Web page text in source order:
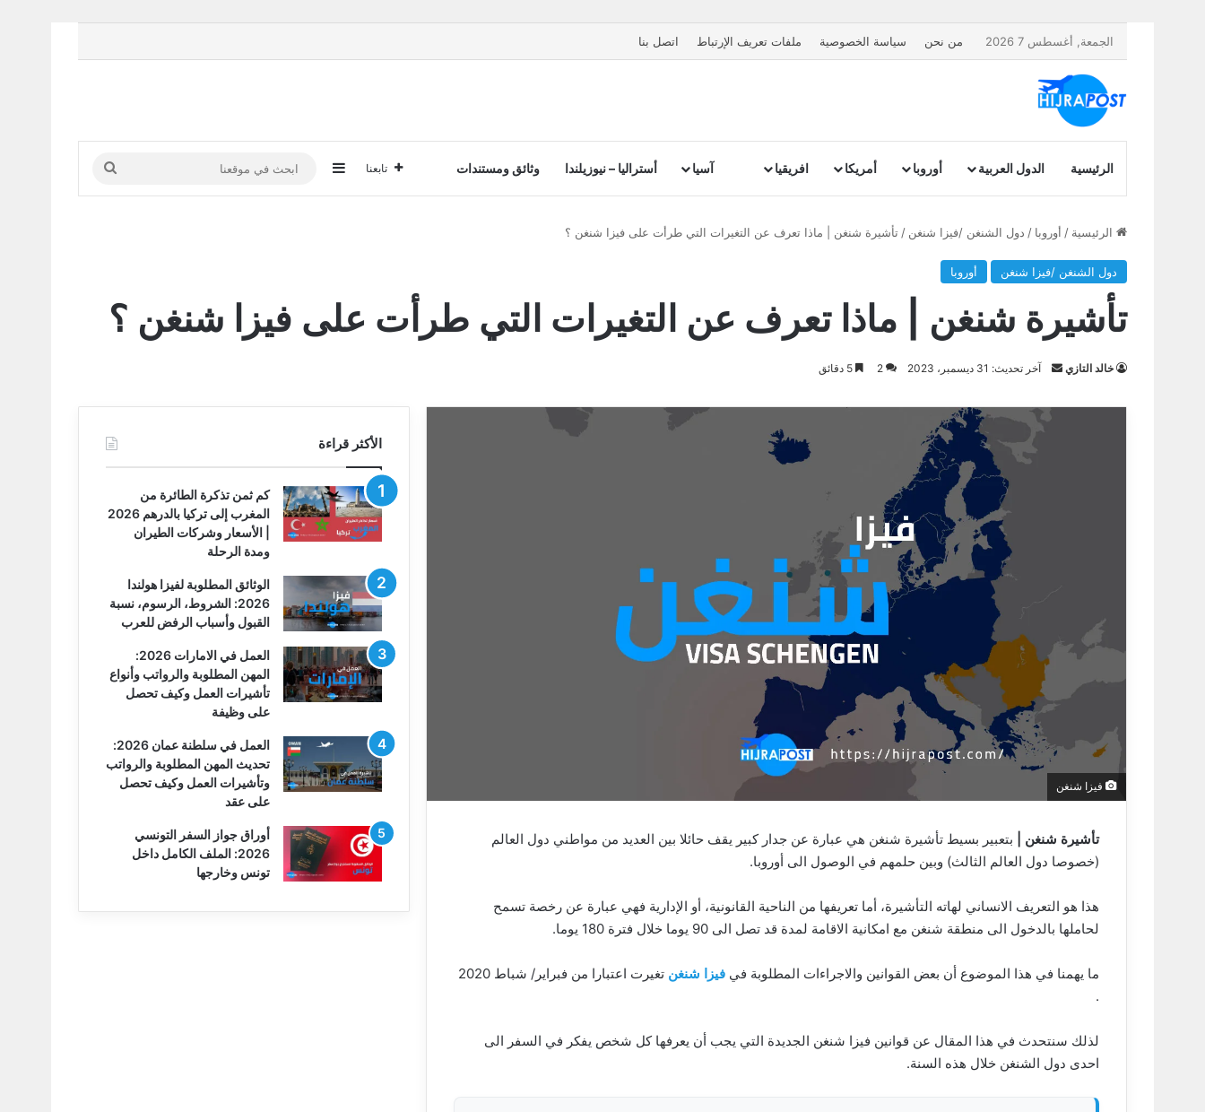
الجمعة, أغسطس 7 2026 من نحن سياسة الخصوصية ملفات تعريف الإرتباط اتصل بنا
الرئيسية الدول العربية أوروبا أمريكا افريقيا آسيا أستراليا – نيوزيلندا وثائق ومستندات تابعنا إضافة عمود جانبي
ابحث
في
الرئيسية / أوروبا / دول الشنغن /فيزا شنغن / تأشيرة شنغن | ماذا تعرف عن التغيرات التي طرأت على فيزا شنغن ؟
دول الشنغن /فيزا شنغن أوروبا
تأشيرة شنغن | ماذا تعرف عن التغيرات التي طرأت على فيزا شنغن ؟
خالد التازي
أرسل
إلكترونيا
آخر تحديث: 31 ديسمبر، 2023 2
فيزا شنغن
تأشيرة شنغن |
بتعبير بسيط تأشيرة شنغن هي عبارة عن جدار كبير يقف حائلا بين العديد من مواطني دول العالم
(خصوصا دول العالم الثالث) وبين حلمهم في الوصول الى أوروبا.
هذا هو التعريف الانساني لهاته التأشيرة، أما تعريفها من الناحية القانونية، أو الإدارية فهي عبارة عن رخصة تسمح
لحاملها بالدخول الى منطقة شنغن مع امكانية الاقامة لمدة قد تصل الى 90 يوما خلال فترة 180 يوما.
ما يهمنا في هذا الموضوع أن بعض القوانين والاجراءات المطلوبة في فيزا شنغن
تغيرت اعتبارا من فبراير/ شباط 2020
.
لذلك سنتحدث في هذا المقال عن قوانين فيزا شنغن الجديدة التي يجب أن يعرفها كل شخص يفكر في السفر الى
احدى دول الشنغن خلال هذه السنة.
الأكثر قراءة
كم ثمن تذكرة الطائرة من
المغرب إلى تركيا بالدرهم 2026
| الأسعار وشركات الطيران
ومدة الرحلة
الوثائق المطلوبة لفيزا هولندا
2026: الشروط، الرسوم، نسبة
القبول وأسباب الرفض للعرب
العمل في الامارات 2026:
المهن المطلوبة والرواتب وأنواع
تأشيرات العمل وكيف تحصل
على وظيفة
العمل في سلطنة عمان 2026:
تحديث المهن المطلوبة والرواتب
وتأشيرات العمل وكيف تحصل
على عقد
أوراق جواز السفر التونسي
2026: الملف الكامل داخل
تونس وخارجها